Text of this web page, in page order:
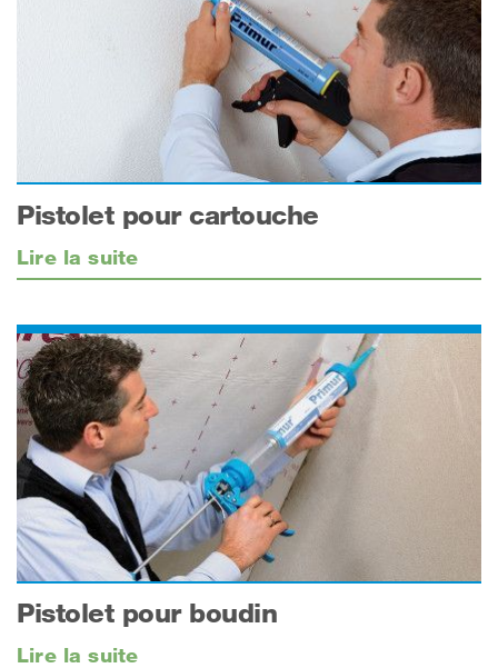
Pistolet pour cartouche
Lire la suite
Pistolet pour boudin
Lire la suite